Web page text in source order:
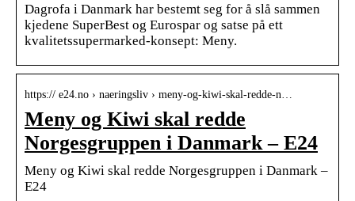
Dagrofa i Danmark har bestemt seg for å slå sammen
kjedene SuperBest og Eurospar og satse på ett
kvalitetssupermarked-konsept: Meny.
https:// e24.no › naeringsliv › meny-og-kiwi-skal-redde-n…
Meny og Kiwi skal redde
Norgesgruppen i Danmark – E24
Meny og Kiwi skal redde Norgesgruppen i Danmark –
E24